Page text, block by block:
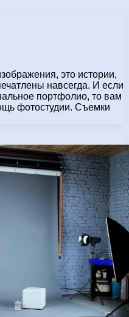
это истории,
навсегда. И если
портфолио, то вам
фотостудии. Съемки